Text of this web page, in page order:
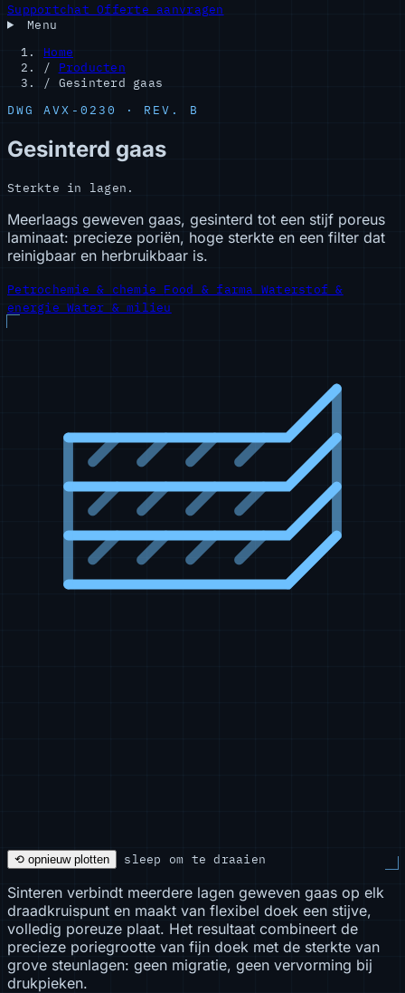
SupportchatOfferte aanvragen
Menu
Home
/
Producten
/ Gesinterd gaas
DWG AVX-0230 · REV. B
Gesinterd gaas
Sterkte in lagen.
Meerlaags geweven gaas, gesinterd tot een stijf poreus
laminaat: precieze poriën, hoge sterkte en een filter dat
reinigbaar en herbruikbaar is.
Petrochemie & chemie Food & farma Waterstof &
energieWater & milieu
⟲ opnieuw plotten sleep om te draaien
Sinteren verbindt meerdere lagen geweven gaas op elk
draadkruispunt en maakt van flexibel doek een stijve,
volledig poreuze plaat. Het resultaat combineert de
precieze poriegrootte van fijn doek met de sterkte van
grove steunlagen: geen migratie, geen vervorming bij
drukpieken.